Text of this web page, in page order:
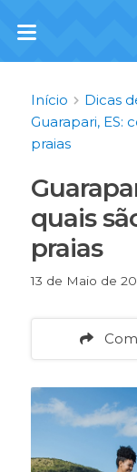
Início
Dicas
Guarapari, ES:
praias
quais
praias
13 de Maio de